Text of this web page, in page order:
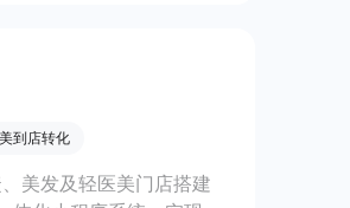
到店转化
美发及轻医美门店搭建